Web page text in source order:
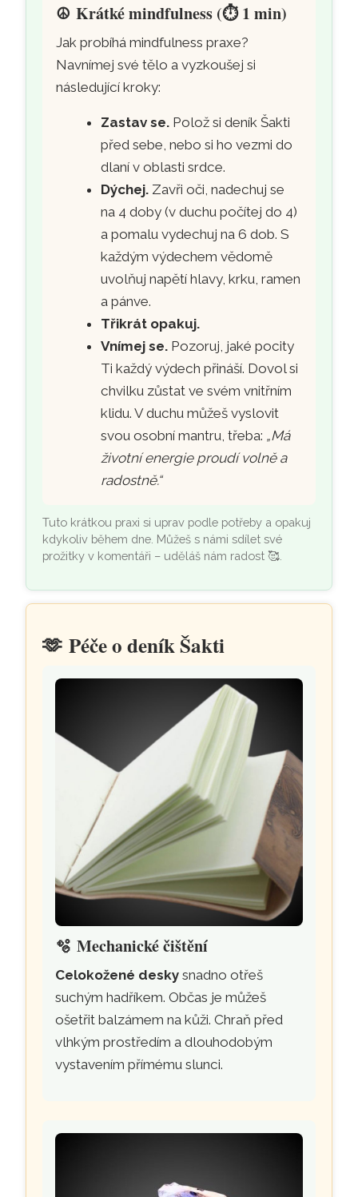
☮️Krátké mindfulness (⏱️ 1 min)
Jak probíhá mindfulness praxe?
Navnímej své tělo a vyzkoušej si
následující kroky:
Zastav se. Polož si deník Šakti
před sebe, nebo si ho vezmi do
dlaní v oblasti srdce.
Dýchej. Zavři oči, nadechuj se
na 4 doby (v duchu počítej do 4)
a pomalu vydechuj na 6 dob. S
každým výdechem vědomě
uvolňuj napětí hlavy, krku, ramen
a pánve.
Třikrát opakuj.
Vnímej se. Pozoruj, jaké pocity
Ti každý výdech přináší. Dovol si
chvilku zůstat ve svém vnitřním
klidu. V duchu můžeš vyslovit
svou osobní mantru, třeba: „Má
životní energie proudí volně a
radostně.“
Tuto krátkou praxi si uprav podle potřeby a opakuj
kdykoliv během dne. Můžeš s námi sdílet své
prožitky v komentáři – uděláš nám radost 🥰.
🫶Péče o deník Šakti
🫧Mechanické čištění
Celokožené desky snadno otřeš
suchým hadříkem. Občas je můžeš
ošetřit balzámem na kůži. Chraň před
vlhkým prostředím a dlouhodobým
vystavením přímému slunci.